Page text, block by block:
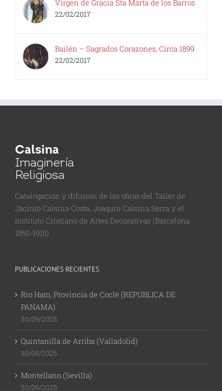
Virgen de Gracia Sta Marta de los Barros
22/02/2017
Bailén – Sagrados Corazones, Circa 1899
22/02/2017
Catalogación y difusión de las obras del Taller de
Jacinto Calsina Costa, Joaquin Calsina Serra y el
Instituto Cristiano de Artes Decorativas (Barcelona
1850-1915).
PUBLICACIONES RECIENTES
Rio Hato, Provincia de Coclé (REPUBLICA DE
PANAMA)
30/09/2025
Quintanilla de Arriba (Valladolid)
30/09/2025
Montellano (Sevilla)
30/09/2025